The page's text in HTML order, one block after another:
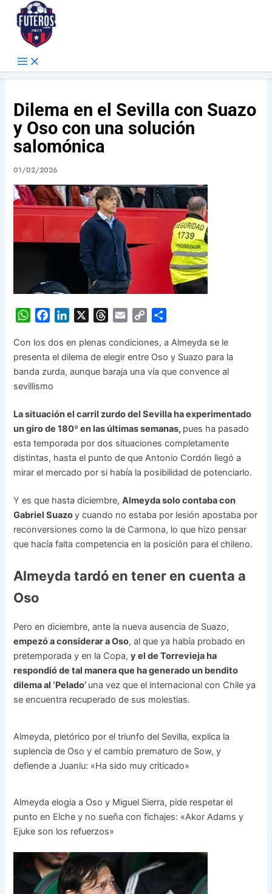
contenido
Futeros.com
Noticias deportivas
Dilema en el Sevilla con Suazo
y Oso con una solución
salomónica
01/02/2026
Link
Con los dos en plenas condiciones, a Almeyda se le
presenta el dilema de elegir entre Oso y Suazo para la
banda zurda, aunque baraja una vía que convence al
sevillismo
La situación el carril zurdo del Sevilla ha experimentado
un giro de 180º en las últimas semanas, pues ha pasado
esta temporada por dos situaciones completamente
distintas, hasta el punto de que Antonio Cordón llegó a
mirar el mercado por si había la posibilidad de potenciarlo.
Y es que hasta diciembre,Almeyda solo contaba con
Gabriel Suazoy cuando no estaba por lesión apostaba por
reconversiones como la de Carmona, lo que hizo pensar
que hacía falta competencia en la posición para el chileno.
Almeyda tardó en tener en cuenta a
Oso
Pero en diciembre, ante la nueva ausencia de Suazo,
empezó a considerar a Oso, al que ya había probado en
pretemporada y en la Copa,y el de Torrevieja ha
respondió de tal manera que ha generado un bendito
dilema al ‘Pelado’ una vez que el internacional con Chile ya
se encuentra recuperado de sus molestias.
Almeyda, pletórico por el triunfo del Sevilla, explica la
suplencia de Oso y el cambio prematuro de Sow, y
defiende a Juanlu: «Ha sido muy criticado»
Almeyda elogia a Oso y Miguel Sierra, pide respetar el
punto en Elche y no sueña con fichajes: «Akor Adams y
Ejuke son los refuerzos»